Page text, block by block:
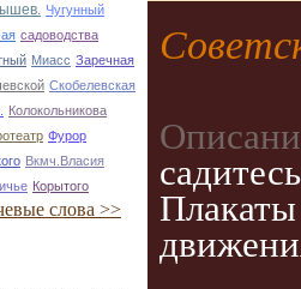
Чугунный
садоводства
Миасс Заречная
Скобелевская
Колокольникова
Фурор
Вкмч.Власия
Корытого
слова >>